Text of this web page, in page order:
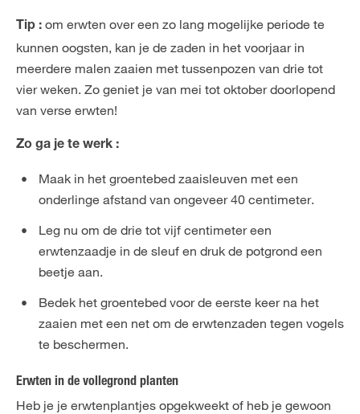
Tip : om erwten over een zo lang mogelijke periode te
kunnen oogsten, kan je de zaden in het voorjaar in
meerdere malen zaaien met tussenpozen van drie tot
vier weken. Zo geniet je van mei tot oktober doorlopend
van verse erwten!
Zo ga je te werk :
Maak in het groentebed zaaisleuven met een
onderlinge afstand van ongeveer 40 centimeter.
Leg nu om de drie tot vijf centimeter een
erwtenzaadje in de sleuf en druk de potgrond een
beetje aan.
Bedek het groentebed voor de eerste keer na het
zaaien met een net om de erwtenzaden tegen vogels
te beschermen.
Erwten in de vollegrond planten
Heb je je erwtenplantjes opgekweekt of heb je gewoon